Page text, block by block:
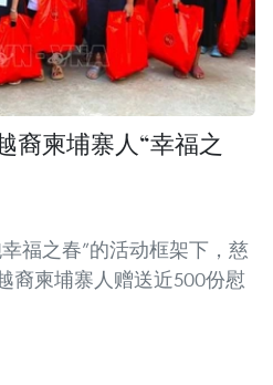
裔柬埔寨人“幸福之
福之春”的活动框架下，慈
裔柬埔寨人赠送近500份慰